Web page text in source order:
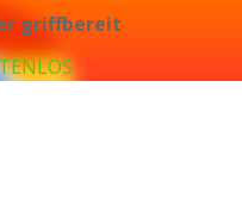
griffbereit